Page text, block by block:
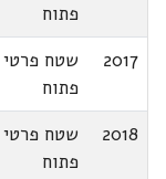
פתוח
2017
שטח פרטי
פתוח
2018
שטח פרטי
פתוח